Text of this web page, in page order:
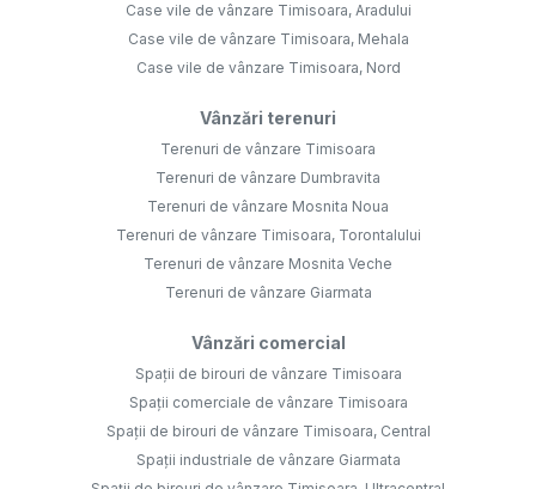
Case vile de vânzare Timisoara, Aradului
Case vile de vânzare Timisoara, Mehala
Case vile de vânzare Timisoara, Nord
Vânzări terenuri
Terenuri de vânzare Timisoara
Terenuri de vânzare Dumbravita
Terenuri de vânzare Mosnita Noua
Terenuri de vânzare Timisoara, Torontalului
Terenuri de vânzare Mosnita Veche
Terenuri de vânzare Giarmata
Vânzări comercial
Spații de birouri de vânzare Timisoara
Spații comerciale de vânzare Timisoara
Spații de birouri de vânzare Timisoara, Central
Spații industriale de vânzare Giarmata